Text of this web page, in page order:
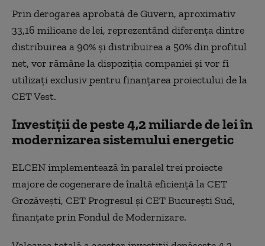
Prin derogarea aprobată de Guvern, aproximativ
33,16 milioane de lei, reprezentând diferența dintre
distribuirea a 90% și distribuirea a 50% din profitul
net, vor rămâne la dispoziția companiei și vor fi
utilizați exclusiv pentru finanțarea proiectului de la
CET Vest.
Investiții de peste 4,2 miliarde de lei în
modernizarea sistemului energetic
ELCEN implementează în paralel trei proiecte
majore de cogenerare de înaltă eficiență la CET
Grozăvești, CET Progresul și CET București Sud,
finanțate prin Fondul de Modernizare.